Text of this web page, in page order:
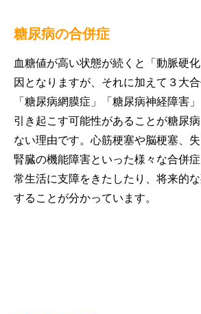
糖尿病の合併症
血糖値が高い状態が続くと「動脈硬
因となりますが、それに加えて３大
「糖尿病網膜症」「糖尿病神経障害
引き起こす可能性があることが糖尿
ない理由です。心筋梗塞や脳梗塞、失
腎臓の機能障害といった様々な合併
常生活に支障をきたしたり、将来的
することが分かっています。